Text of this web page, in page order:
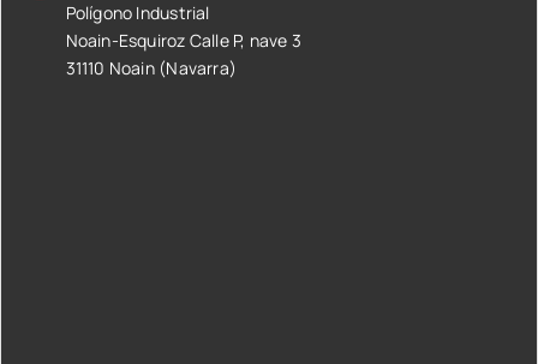
Polígono Industrial
Noain-Esquiroz Calle P, nave 3
31110 Noain (Navarra)